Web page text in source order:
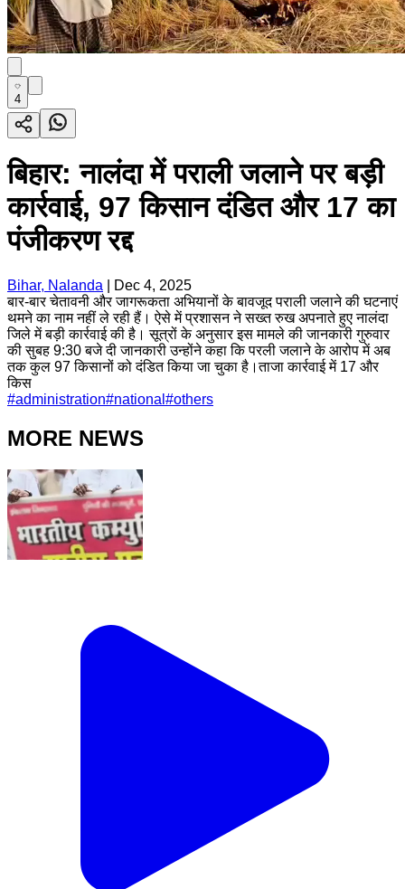
4
बिहार: नालंदा में पराली जलाने पर बड़ी
कार्रवाई, 97 किसान दंडित और 17 का
पंजीकरण रद्द
Bihar, Nalanda
Dec 4, 2025
बार-बार चेतावनी और जागरूकता अभियानों के बावजूद पराली जलाने की घटनाएं
थमने का नाम नहीं ले रही हैं। ऐसे में प्रशासन ने सख्त रुख अपनाते हुए नालंदा
जिले में बड़ी कार्रवाई की है। सूत्रों के अनुसार इस मामले की जानकारी गुरुवार
की सुबह 9:30 बजे दी जानकारी उन्होंने कहा कि परली जलाने के आरोप में अब
तक कुल 97 किसानों को दंडित किया जा चुका है।ताजा कार्रवाई में 17 और
किस
#administration#national #others
MORE NEWS